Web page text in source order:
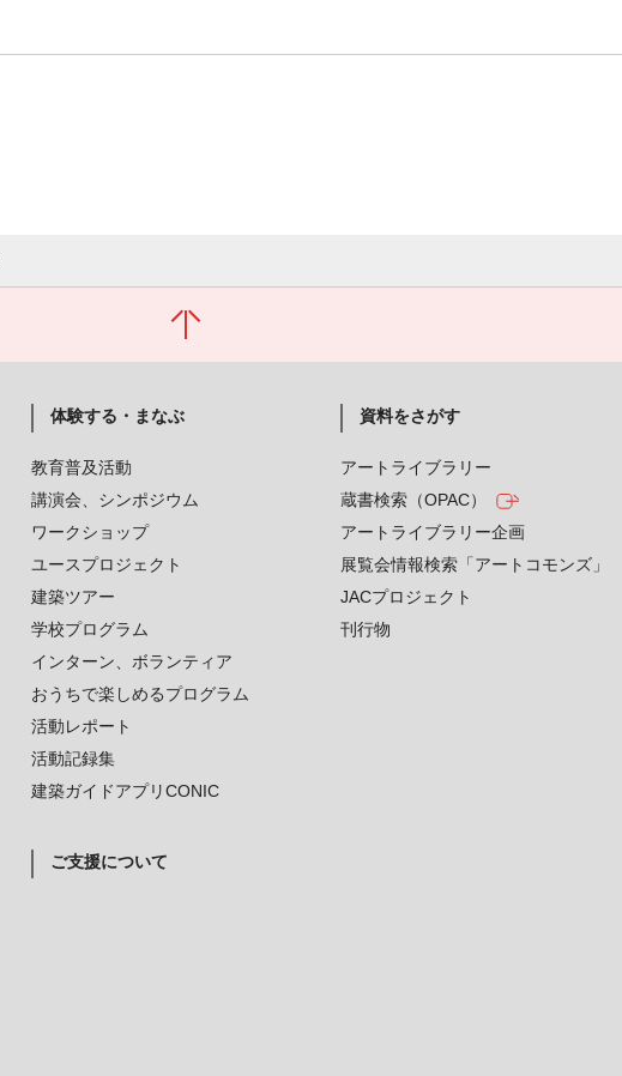
体験する・まなぶ
教育普及活動
講演会、シンポジウム
ワークショップ
ユースプロジェクト
建築ツアー
学校プログラム
インターン、ボランティア
おうちで楽しめるプログラム
活動レポート
活動記録集
建築ガイドアプリCONIC
資料をさがす
アートライブラリー
蔵書検索（OPAC）
アートライブラリー企画
展覧会情報検索「アートコモンズ」
JACプロジェクト
刊行物
ご支援について